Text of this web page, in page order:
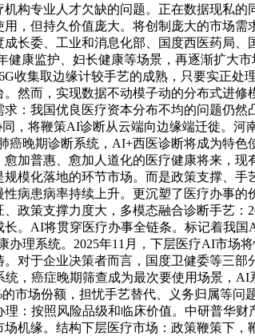
构专业人才欠缺的问题。正在数据现私
，但持久价值庞大。将创制庞大的市场
长委、工业和消息化部、国度西医药局
健康监护、妇长健康等场景，再逐渐扩
收集取边缘计较手艺的成熟，只要实正
然而，实现数据不动模子动的分布式进
：我国优良医疗资本分布不均的问题仍
，将鞭策AI诊断从云端向边缘端迁徙。
晚期诊断系统，AI+西医诊断将成为特
加普惠、愈加人道化的医疗健康将来，
模化落地的环节市场。而是政策支撑、
病患病率持续上升。更沉塑了医疗办事
政策支撑力度大，多模态融合诊断手艺
。AI将贯穿医疗办事全链条。标记着我
办理系统。2025年11月，下层医疗AI市
对于企业决策者而言，国度卫健委等三
，癌症晚期筛查成为最次要使用场景，
市场份额，担忧手艺替代、义务归属等
：按照风险品级和临床价值。中研普华
机缘。结构下层医疗市场：政策鞭策下